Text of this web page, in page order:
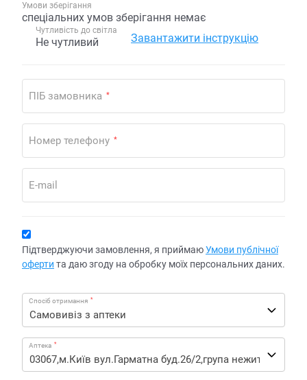
Умови зберігання
спеціальних умов зберігання немає
Чутливість до світла
Не чутливий Завантажити інструкцію
ПІБ замовника *
Номер телефону *
E-mail
Підтверджуючи замовлення, я приймаюУмови публічної
оферти та даю згоду на обробку моїх персональних даних.
Спосіб отримання *
Аптека *